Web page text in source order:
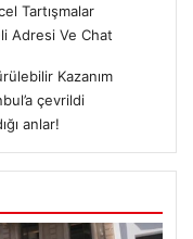
Tartışmalar
Adresi Ve Chat
Kazanım
çevrildi
anlar!